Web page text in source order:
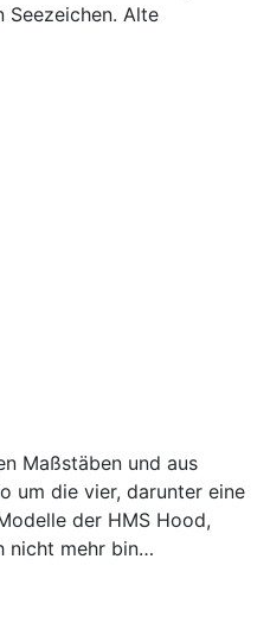
Alte
Maßstäben und aus
um die vier, darunter eine
der HMS Hood,
nicht mehr bin…